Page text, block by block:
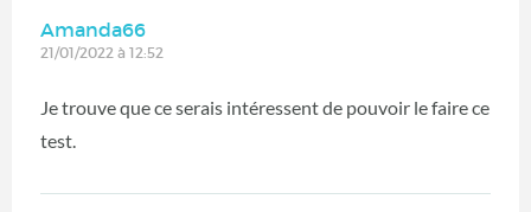
Amanda66
21/01/2022 à 12:52
Je trouve que ce serais intéressent de pouvoir le faire ce
test.